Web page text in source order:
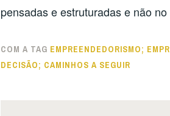
pensadas e estruturadas e não
COM A TAG EMPREENDEDORISMO;
DECISÃO; CAMINHOS A SEGUIR